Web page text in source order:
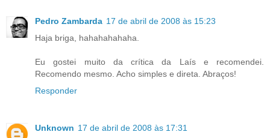
Pedro Zambarda 17 de abril de 2008 às 15:23
Haja briga, hahahahahaha.
Eu gostei muito da crítica da Laís e recomendei.
Recomendo mesmo. Acho simples e direta. Abraços!
Responder
Unknown 17 de abril de 2008 às 17:31